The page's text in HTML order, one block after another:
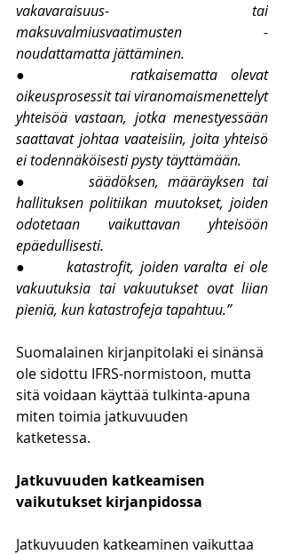
vakavaraisuus- tai
maksuvalmiusvaatimusten -
noudattamatta jättäminen.
● ratkaisematta olevat
oikeusprosessit tai viranomaismenettelyt
yhteisöä vastaan, jotka menestyessään
saattavat johtaa vaateisiin, joita yhteisö
ei todennäköisesti pysty täyttämään.
● säädöksen, määräyksen tai
hallituksen politiikan muutokset, joiden
odotetaan vaikuttavan yhteisöön
epäedullisesti.
● katastrofit, joiden varalta ei ole
vakuutuksia tai vakuutukset ovat liian
pieniä, kun katastrofeja tapahtuu.”
Suomalainen kirjanpitolaki ei sinänsä
ole sidottu IFRS-normistoon, mutta
sitä voidaan käyttää tulkinta-apuna
miten toimia jatkuvuuden
katketessa.
Jatkuvuuden katkeamisen
vaikutukset kirjanpidossa
Jatkuvuuden katkeaminen vaikuttaa